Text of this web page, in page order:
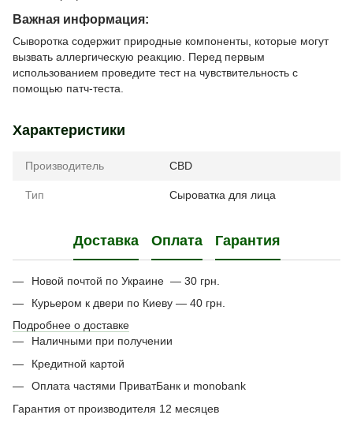
Важная информация:
Сыворотка содержит природные компоненты, которые могут
вызвать аллергическую реакцию. Перед первым
использованием проведите тест на чувствительность с
помощью патч-теста.
Характеристики
Производитель CBD
Тип Сыроватка для лица
Доставка Оплата Гарантия
Новой почтой по Украине — 30 грн.
Курьером к двери по Киеву — 40 грн.
Подробнее о доставке
Наличными при получении
Кредитной картой
Оплата частями ПриватБанк и monobank
Гарантия от производителя 12 месяцев